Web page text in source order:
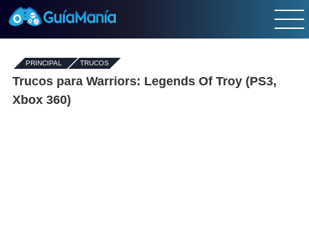
PRINCIPAL - TRUCOS
Trucos para Warriors: Legends Of Troy (PS3,
Xbox 360)